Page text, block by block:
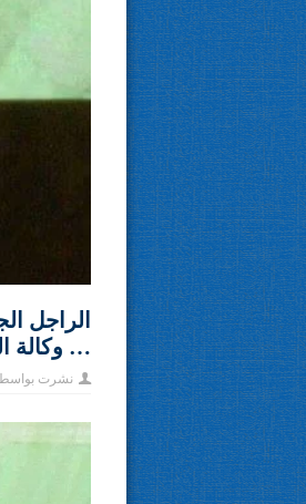
الراجل
… وكالة
نشرت